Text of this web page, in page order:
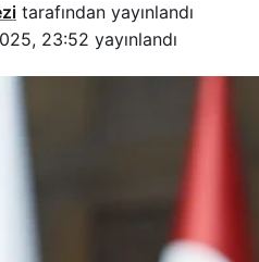
tarafından yayınlandı
23:52 yayınlandı